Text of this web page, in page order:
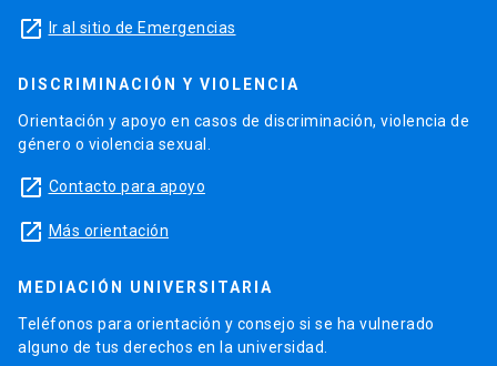
launch Ir al sitio de Emergencias
DISCRIMINACIÓN Y VIOLENCIA
Orientación y apoyo en casos de discriminación, violencia de
género o violencia sexual.
launch Contacto para apoyo
launch Más orientación
MEDIACIÓN UNIVERSITARIA
Teléfonos para orientación y consejo si se ha vulnerado
alguno de tus derechos en la universidad.